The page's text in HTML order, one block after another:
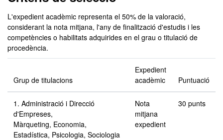
L'expedient acadèmic representa el 50% de la valoració,
considerant la nota mitjana, l'any de finalització d'estudis i les
competències o habilitats adquirides en el grau o titulació de
procedència.
Grup de titulacions
Expedient
acadèmic
Puntuació
1. Administració i Direcció
d'Empreses,
Màrqueting, Economia,
Estadística, Psicologia, Sociologia
Nota
mitjana
expedient
30 punts